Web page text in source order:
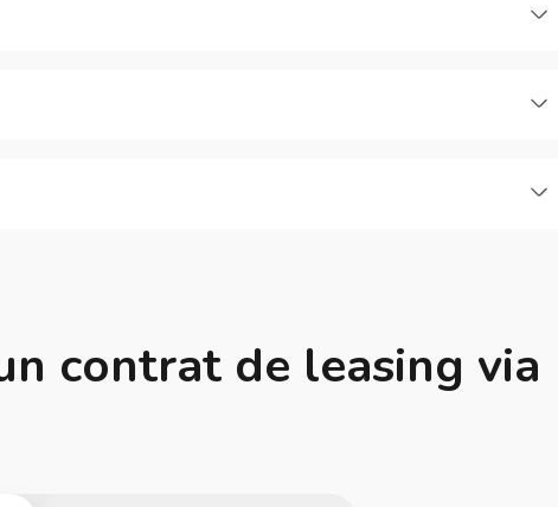
contrat de leasing via